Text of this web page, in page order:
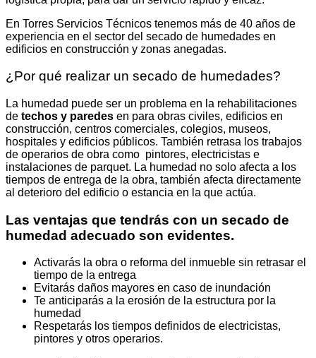
En Torres Servicios Técnicos tenemos más de 40 años de
experiencia en el sector del secado de humedades en
edificios en construcción y zonas anegadas.
¿Por qué realizar un secado de humedades?
La humedad puede ser un problema en la rehabilitaciones
de techos y paredes en para obras civiles, edificios en
construcción, centros comerciales, colegios, museos,
hospitales y edificios públicos. También retrasa los trabajos
de operarios de obra como pintores, electricistas e
instalaciones de parquet. La humedad no solo afecta a los
tiempos de entrega de la obra, también afecta directamente
al deterioro del edificio o estancia en la que actúa.
Las ventajas que tendrás con un secado de
humedad adecuado son evidentes.
Activarás la obra o reforma del inmueble sin retrasar el
tiempo de la entrega
Evitarás daños mayores en caso de inundación
Te anticiparás a la erosión de la estructura por la
humedad
Respetarás los tiempos definidos de electricistas,
pintores y otros operarios.